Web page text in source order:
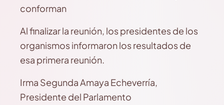
conforman
Al finalizar la reunión, los presidentes de los
organismos informaron los resultados de
esa primera reunión.
Irma Segunda Amaya Echeverría,
Presidente del Parlamento